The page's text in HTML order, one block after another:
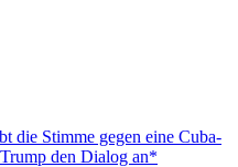
die Stimme gegen eine Cuba-
den Dialog an*